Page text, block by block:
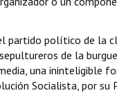
partido político de la
de la
una ininteligible
Socialista, por